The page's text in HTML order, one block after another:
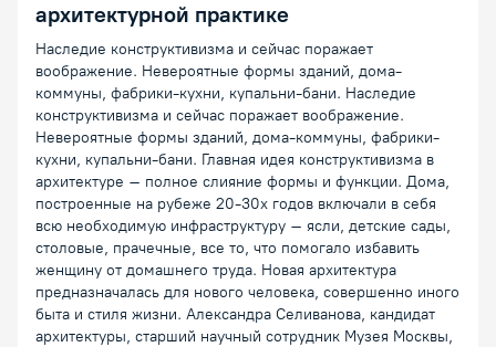
архитектурной практике
Наследие конструктивизма и сейчас поражает
воображение. Невероятные формы зданий, дома-
коммуны, фабрики-кухни, купальни-бани. Наследие
конструктивизма и сейчас поражает воображение.
Невероятные формы зданий, дома-коммуны, фабрики-
кухни, купальни-бани. Главная идея конструктивизма в
архитектуре – полное слияние формы и функции. Дома,
построенные на рубеже 20-30х годов включали в себя
всю необходимую инфраструктуру – ясли, детские сады,
столовые, прачечные, все то, что помогало избавить
женщину от домашнего труда. Новая архитектура
предназначалась для нового человека, совершенно иного
быта и стиля жизни. Александра Селиванова, кандидат
архитектуры, старший научный сотрудник Музея Москвы,